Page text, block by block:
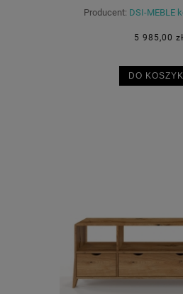
Producent: DSI-MEBLE
5 985,00 zł
DO